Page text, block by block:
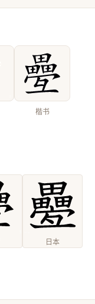
楷书
日本